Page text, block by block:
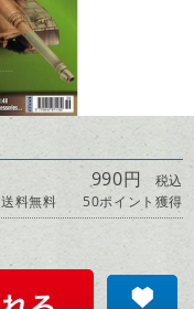
990円 税込
送料無料
50ポイント獲得